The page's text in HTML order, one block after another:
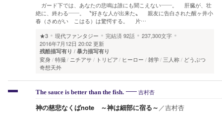
ガード下では、あなたの悲鳴は誰にも聞こえない――。 肝臓が、壮
絶に、終わる――。 〝好きな人が出来た〟 親友に告白された醒ヶ井小
春（さめがい こはる）は驚愕する。 片…
★3
現代ファンタジー 完結済92話
237,300文字
2016年7月12日 20:02 更新
残酷描写有り 暴力描写有り
変身 特撮 ニチアサ トリビア ヒーロー 雑学 三人称
どうぶつ
奇想天外
The sauce is better than the fish. 吉村杏
神の慈悲なくばnote ～神は細部に宿る～ ／吉村杏